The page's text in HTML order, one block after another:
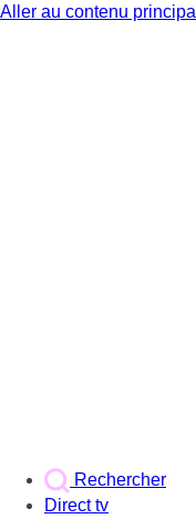
Aller au contenu principal
Rechercher
Direct tv